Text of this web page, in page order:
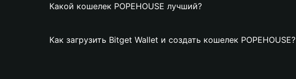
Какой кошелек POPEHOUSE лучший?
Как загрузить Bitget Wallet и создать кошелек POPEHOUSE?